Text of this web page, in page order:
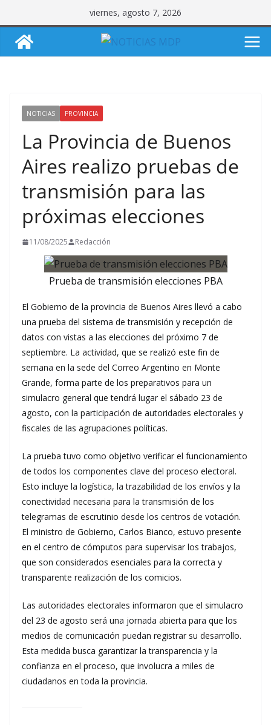
al
contenido
viernes, agosto 7, 2026
NOTICIAS PROVINCIA
La Provincia de Buenos
Aires realizo pruebas de
transmisión para las
próximas elecciones
11/08/2025 Redacción
Prueba de transmisión elecciones PBA
El Gobierno de la provincia de Buenos Aires llevó a cabo
una prueba del sistema de transmisión y recepción de
datos con vistas a las elecciones del próximo 7 de
septiembre. La actividad, que se realizó este fin de
semana en la sede del Correo Argentino en Monte
Grande, forma parte de los preparativos para un
simulacro general que tendrá lugar el sábado 23 de
agosto, con la participación de autoridades electorales y
fiscales de las agrupaciones políticas.
La prueba tuvo como objetivo verificar el funcionamiento
de todos los componentes clave del proceso electoral.
Esto incluye la logística, la trazabilidad de los envíos y la
conectividad necesaria para la transmisión de los
telegramas de escrutinio desde los centros de votación.
El ministro de Gobierno, Carlos Bianco, estuvo presente
en el centro de cómputos para supervisar los trabajos,
que son considerados esenciales para la correcta y
transparente realización de los comicios.
Las autoridades electorales informaron que el simulacro
del 23 de agosto será una jornada abierta para que los
medios de comunicación puedan registrar su desarrollo.
Esta medida busca garantizar la transparencia y la
confianza en el proceso, que involucra a miles de
ciudadanos en toda la provincia.